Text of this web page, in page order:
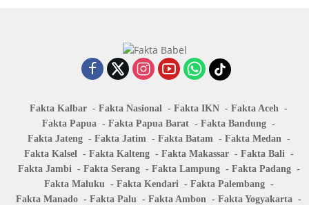
Fakta Kalbar Fakta Nasional Fakta IKN
Fakta Aceh
Fakta Papua
Fakta Papua Barat
Fakta Bandung
Fakta Jateng
Fakta Jatim Fakta Batam
Fakta Medan
Fakta Kalsel
Fakta Kalteng Fakta Makassar
Fakta Bali
Fakta Jambi
Fakta Serang Fakta Lampung
Fakta Padang
Fakta Maluku
Fakta Kendari
Fakta Palembang
Fakta Manado
Fakta Palu Fakta Ambon Fakta Yogyakarta